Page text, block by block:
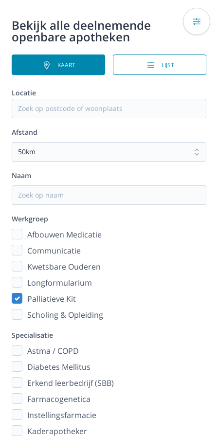
Bekijk alle deelnemende
openbare apotheken
KAART LIJST
Locatie
Afstand
Naam
Werkgroep
Afbouwen Medicatie
Communicatie
Kwetsbare Ouderen
Longformularium
Palliatieve Kit
Scholing & Opleiding
Specialisatie
Astma / COPD
Diabetes Mellitus
Erkend leerbedrijf (SBB)
Farmacogenetica
Instellingsfarmacie
Kaderapotheker